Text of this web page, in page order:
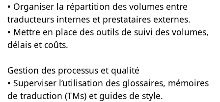
• Organiser la répartition des volumes entre
traducteurs internes et prestataires externes.
• Mettre en place des outils de suivi des volumes,
délais et coûts.
Gestion des processus et qualité
• Superviser l’utilisation des glossaires, mémoires
de traduction (TMs) et guides de style.